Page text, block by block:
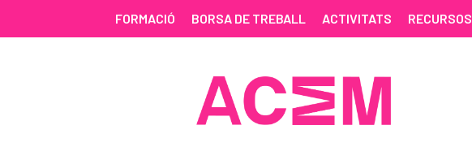
FORMACIÓ BORSA DE TREBALL ACTIVITATS RECURSOS